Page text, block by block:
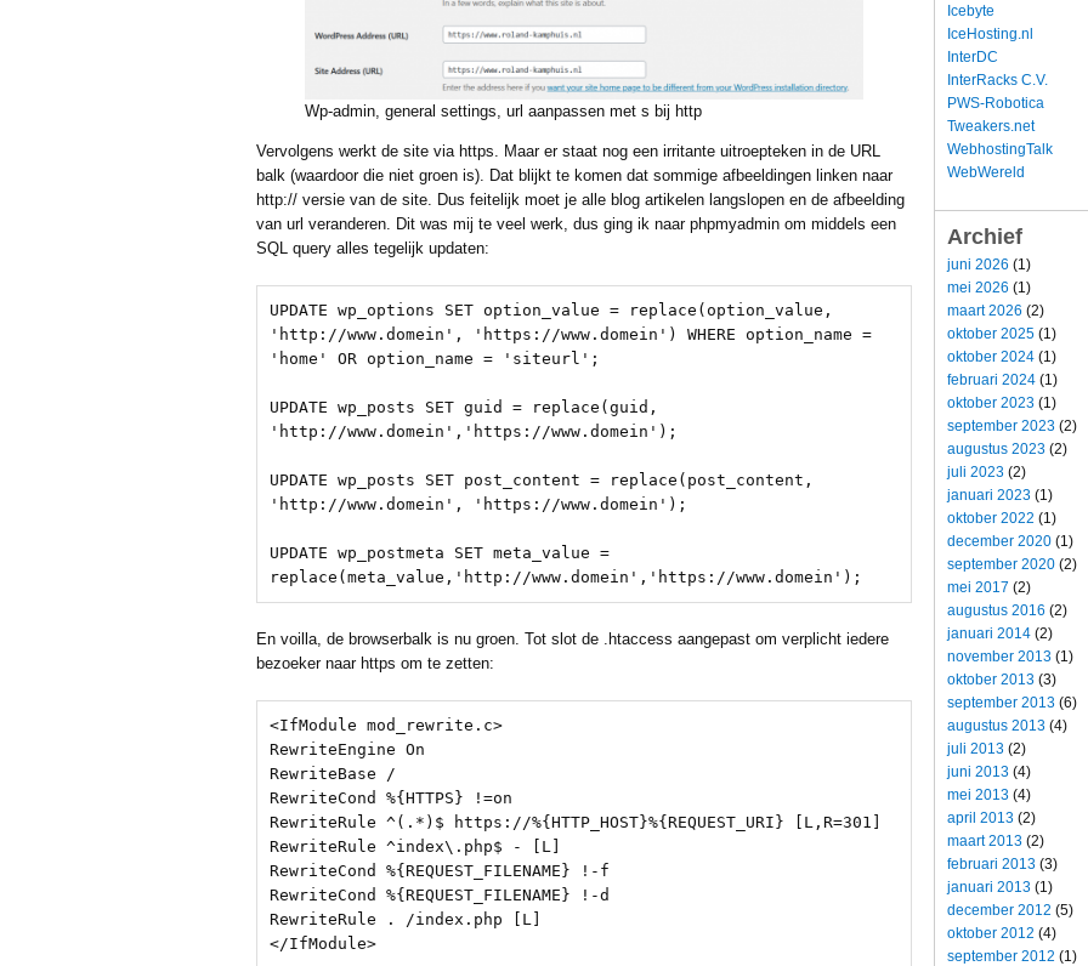
Wp-admin, general settings, url aanpassen met s bij http
Vervolgens werkt de site via https. Maar er staat nog een irritante uitroepteken in de URL
balk (waardoor die niet groen is). Dat blijkt te komen dat sommige afbeeldingen linken naar
http:// versie van de site. Dus feitelijk moet je alle blog artikelen langslopen en de afbeelding
van url veranderen. Dit was mij te veel werk, dus ging ik naar phpmyadmin om middels een
SQL query alles tegelijk updaten:
UPDATE wp_options SET option_value = replace(option_value,
'http://www.domein', 'https://www.domein') WHERE option_name =
'home' OR option_name = 'siteurl';
UPDATE wp_posts SET guid = replace(guid,
'http://www.domein','https://www.domein');
UPDATE wp_posts SET post_content = replace(post_content,
'http://www.domein', 'https://www.domein');
UPDATE wp_postmeta SET meta_value =
replace(meta_value,'http://www.domein','https://www.domein');
En voilla, de browserbalk is nu groen. Tot slot de .htaccess aangepast om verplicht iedere
bezoeker naar https om te zetten:
<IfModule mod_rewrite.c>
RewriteEngine On
RewriteBase /
RewriteCond %{HTTPS} !=on
RewriteRule ^(.*)$ https://%{HTTP_HOST}%{REQUEST_URI} [L,R=301]
RewriteRule ^index\.php$ - [L]
RewriteCond %{REQUEST_FILENAME} !-f
RewriteCond %{REQUEST_FILENAME} !-d
RewriteRule . /index.php [L]
</IfModule>
Icebyte
IceHosting.nl
InterDC
InterRacks C.V.
PWS-Robotica
Tweakers.net
WebhostingTalk
WebWereld
Archief
juni 2026 (1)
mei 2026 (1)
maart 2026 (2)
oktober 2025 (1)
oktober 2024 (1)
februari 2024 (1)
oktober 2023 (1)
september 2023 (2)
augustus 2023 (2)
juli 2023 (2)
januari 2023 (1)
oktober 2022 (1)
december 2020 (1)
september 2020 (2)
mei 2017 (2)
augustus 2016 (2)
januari 2014 (2)
november 2013 (1)
oktober 2013 (3)
september 2013 (6)
augustus 2013 (4)
juli 2013 (2)
juni 2013 (4)
mei 2013 (4)
april 2013 (2)
maart 2013 (2)
februari 2013 (3)
januari 2013 (1)
december 2012 (5)
oktober 2012 (4)
september 2012 (1)